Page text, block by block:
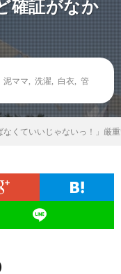
確証がなか
泥ママ 洗濯 白衣
管
なくていいじゃないっ！」